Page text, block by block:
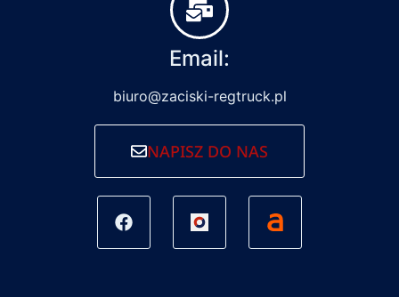
Email:
biuro@zaciski-regtruck.pl
NAPISZ DO NAS